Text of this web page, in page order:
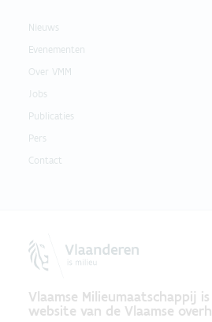
Nieuws
Evenementen
Over VMM
Jobs
Publicaties
Pers
Contact
Vlaamse Milieumaatschappij
website van de Vlaamse